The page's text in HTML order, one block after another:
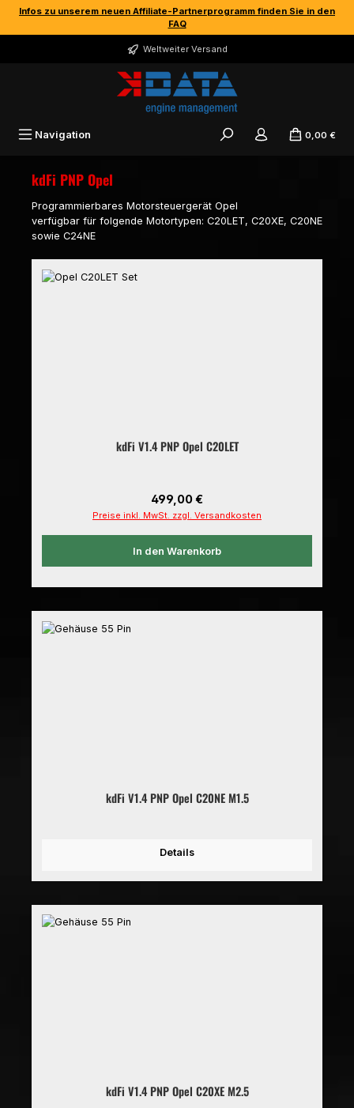
Zum Hauptinhalt springen
Infos zu unserem neuen Affiliate-Partnerprogramm finden Sie in den
FAQ
Weltweiter Versand
Navigation 0,00 €
kdFi PNP Opel
Programmierbares Motorsteuergerät Opel
verfügbar für folgende Motortypen: C20LET, C20XE, C20NE
sowie C24NE
kdFi V1.4 PNP Opel C20LET
Regulärer Preis:
499,00 €
Preise inkl. MwSt. zzgl. Versandkosten
In den Warenkorb
kdFi V1.4 PNP Opel C20NE M1.5
Details
kdFi V1.4 PNP Opel C20XE M2.5